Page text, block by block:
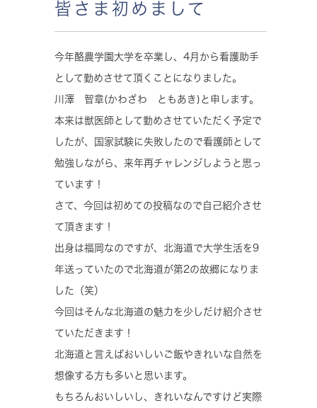
皆さま初めまして
今年酪農学園大学を卒業し、4月から看護助手
として勤めさせて頂くことになりました。
川澤 智章(かわざわ ともあき)と申します。
本来は獣医師として勤めさせていただく予定で
したが、国家試験に失敗したので看護師として
勉強しながら、来年再チャレンジしようと思っ
ています！
さて、今回は初めての投稿なので自己紹介させ
て頂きます！
出身は福岡なのですが、北海道で大学生活を9
年送っていたので北海道が第2の故郷になりま
した（笑）
今回はそんな北海道の魅力を少しだけ紹介させ
ていただきます！
北海道と言えばおいしいご飯やきれいな自然を
想像する方も多いと思います。
もちろんおいしいし、きれいなんですけど実際